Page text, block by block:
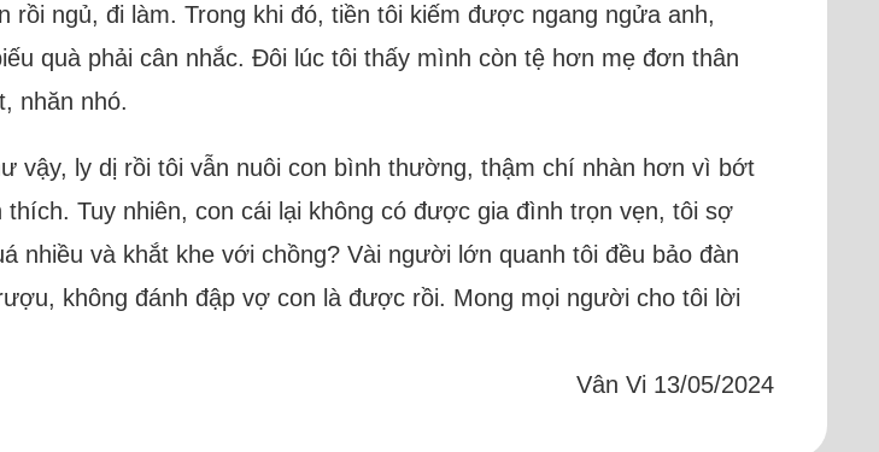
ngủ, đi làm. Trong khi đó, tiền tôi kiếm được ngang ngửa anh,
quà phải cân nhắc. Đôi lúc tôi thấy mình còn tệ hơn mẹ đơn thân
nhăn nhó.
vậy, ly dị rồi tôi vẫn nuôi con bình thường, thậm chí nhàn hơn vì bớt
Tuy nhiên, con cái lại không có được gia đình trọn vẹn, tôi sợ
nhiều và khắt khe với chồng? Vài người lớn quanh tôi đều bảo đàn
không đánh đập vợ con là được rồi. Mong mọi người cho tôi lời
Vân Vi 13/05/2024